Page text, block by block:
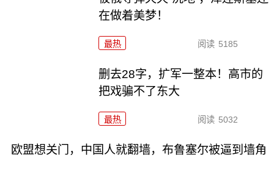
在做着美梦！
最热 阅读 5185
删去28字，扩军一整本！高市的
把戏骗不了东大
最热 阅读 5032
欧盟想关门，中国人就翻墙，布鲁塞尔被逼到墙角